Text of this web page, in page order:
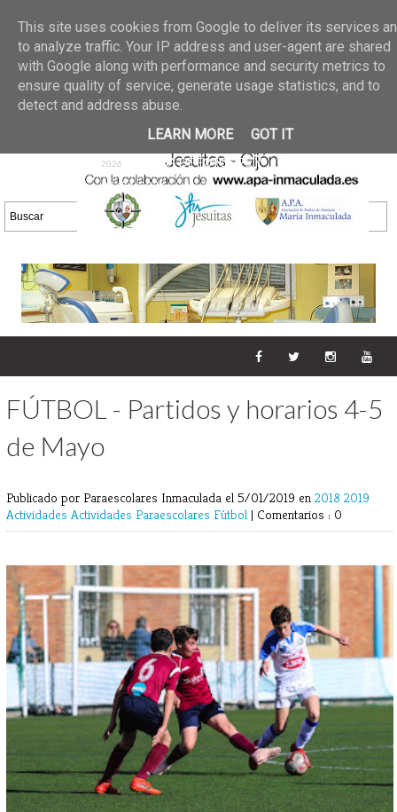
02 jun 2026
GALERIA DE FOTOS
30/05/2026
25 may 2026
GALERIA
DE FOTOS 23/05/2026
20 may
2026
GALERIA DE FOTOS
16/05/2026
DE FOTOS 09/05/2026
28 abr
2026
GALERIA DE FOTOS 25 Y
26/04/2026
FÚTBOL - Partidos y horarios 4-5
de Mayo
Publicado por Paraescolares Inmaculada el 5/01/2019 en 2018 2019
Actividades Actividades Paraescolares Fútbol | Comentarios : 0
This site uses cookies from Google to deliver its services
to analyze traffic. Your IP address and user-agent are shared
with Google along with performance and security metrics to
ensure quality of service, generate usage statistics, and to
detect and address abuse.
LEARN MORE
GOT IT